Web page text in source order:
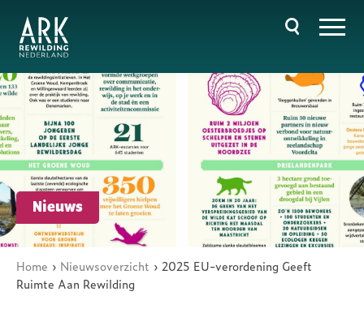
naar
gaan
Hoofdnavigatie
Nieuws
Kruimelpad
Home Nieuwsoverzicht
2025 EU-verordening Geeft
Ruimte Aan Rewilding